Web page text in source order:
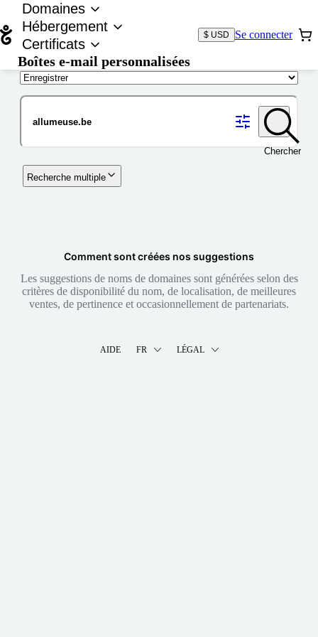
Domaines
Hébergement
Certificats
Boîtes e-mail personnalisées
$ USD Se connecter
Chercher
Recherche multiple
Comment sont créées nos suggestions
Les suggestions de noms de domaines sont générées selon des
critères de disponibilité du nom, de localisation, de meilleures
ventes, de pertinence et occasionnellement de partenariats.
AIDE FR LÉGAL